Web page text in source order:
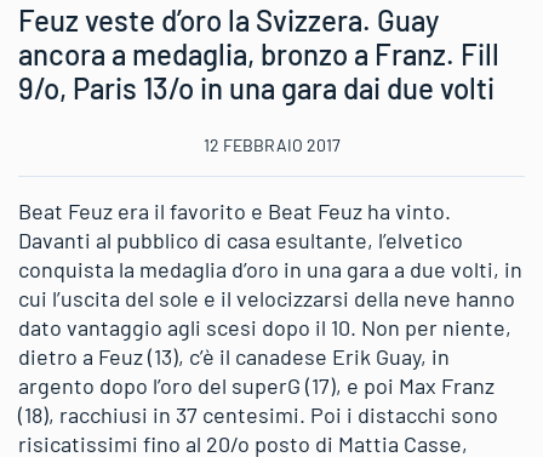
Feuz veste d’oro la Svizzera. Guay
ancora a medaglia, bronzo a Franz. Fill
9/o, Paris 13/o in una gara dai due volti
12 FEBBRAIO 2017
Beat Feuz era il favorito e Beat Feuz ha vinto.
Davanti al pubblico di casa esultante, l’elvetico
conquista la medaglia d’oro in una gara a due volti, in
cui l’uscita del sole e il velocizzarsi della neve hanno
dato vantaggio agli scesi dopo il 10. Non per niente,
dietro a Feuz (13), c’è il canadese Erik Guay, in
argento dopo l’oro del superG (17), e poi Max Franz
(18), racchiusi in 37 centesimi. Poi i distacchi sono
risicatissimi fino al 20/o posto di Mattia Casse,